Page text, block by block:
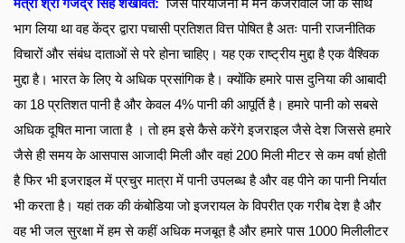
मंत्री श्री गजेंद्र सिंह शेखावत: जिस परियोजना में मैंने केजरीवाल जी के साथ
भाग लिया था वह केंद्र द्वारा पचासी प्रतिशत वित्त पोषित है अतः पानी राजनीतिक
विचारों और संबंध दाताओं से परे होना चाहिए। यह एक राष्ट्रीय मुद्दा है एक वैश्विक
मुद्दा है। भारत के लिए ये अधिक प्रसांगिक है। क्योंकि हमारे पास दुनिया की आबादी
का 18 प्रतिशत पानी है और केवल 4% पानी की आपूर्ति है। हमारे पानी को सबसे
अधिक दूषित माना जाता है । तो हम इसे कैसे करेंगे इजराइल जैसे देश जिससे हमारे
जैसे ही समय के आसपास आजादी मिली और वहां 200 मिली मीटर से कम वर्षा होती
है फिर भी इजराइल में प्रचुर मात्रा में पानी उपलब्ध है और वह पीने का पानी निर्यात
भी करता है। यहां तक की कंबोडिया जो इजरायल के विपरीत एक गरीब देश है और
वह भी जल सुरक्षा में हम से कहीं अधिक मजबूत है और हमारे पास 1000 मिलीलीटर